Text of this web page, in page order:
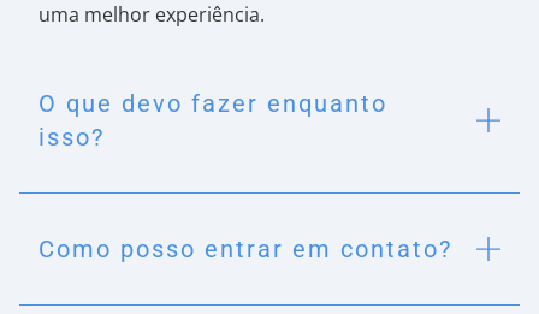
uma melhor experiência.
O que devo fazer enquanto
isso?
Como posso entrar em contato?